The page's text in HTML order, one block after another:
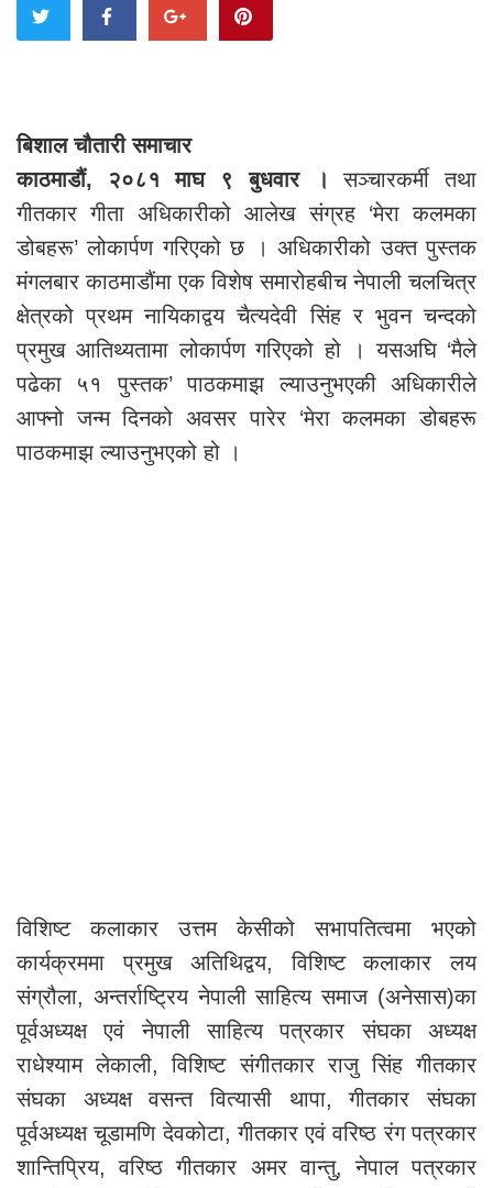
बिशाल चौतारी समाचार
काठमाडौं, २०८१ माघ ९ बुधवार ।सञ्चारकर्मी तथा
गीतकार गीता अधिकारीको आलेख संग्रह ‘मेरा कलमका
डोबहरू’ लोकार्पण गरिएको छ । अधिकारीको उक्त पुस्तक
मंगलबार काठमाडौंमा एक विशेष समारोहबीच नेपाली चलचित्र
क्षेत्रको प्रथम नायिकाद्वय चैत्यदेवी सिंह र भुवन चन्दको
प्रमुख आतिथ्यतामा लोकार्पण गरिएको हो । यसअघि ‘मैले
पढेका ५१ पुस्तक’ पाठकमाझ ल्याउनुभएकी अधिकारीले
आफ्नो जन्म दिनको अवसर पारेर ‘मेरा कलमका डोबहरू
पाठकमाझ ल्याउनुभएको हो ।
विशिष्ट कलाकार उत्तम केसीको सभापतित्वमा भएको
कार्यक्रममा प्रमुख अतिथिद्वय, विशिष्ट कलाकार लय
संग्रौला, अन्तर्राष्ट्रिय नेपाली साहित्य समाज (अनेसास)का
पूर्वअध्यक्ष एवं नेपाली साहित्य पत्रकार संघका अध्यक्ष
राधेश्याम लेकाली, विशिष्ट संगीतकार राजु सिंह गीतकार
संघका अध्यक्ष वसन्त वित्यासी थापा, गीतकार संघका
पूर्वअध्यक्ष चूडामणि देवकोटा, गीतकार एवं वरिष्ठ रंग पत्रकार
शान्तिप्रिय, वरिष्ठ गीतकार अमर वान्तु, नेपाल पत्रकार